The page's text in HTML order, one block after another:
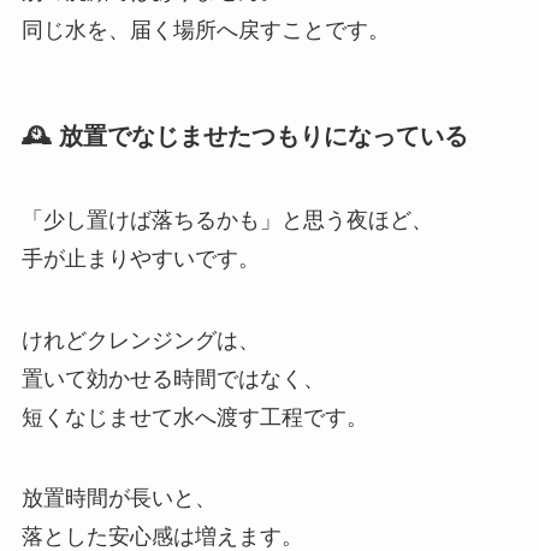
同じ水を、届く場所へ戻すことです。
🕰 放置でなじませたつもりになっている
「少し置けば落ちるかも」と思う夜ほど、
手が止まりやすいです。
けれどクレンジングは、
置いて効かせる時間ではなく、
短くなじませて水へ渡す工程です。
放置時間が長いと、
落とした安心感は増えます。